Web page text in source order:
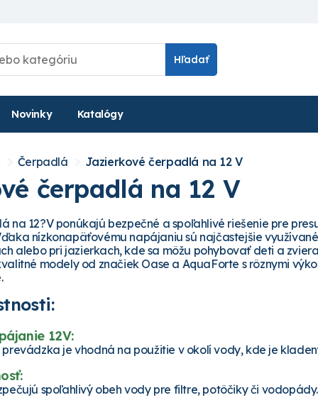
Hľadať
Novinky Katalógy
Čerpadlá Jazierkové čerpadlá na 12 V
čerpadlá na 12 V
na 12?V ponúkajú bezpečné a spoľahlivé riešenie pre
nízkonapäťovému napájaniu sú najčastejšie
alebo pri jazierkach, kde sa môžu pohybovať deti a
modely od značiek Oase a AquaForte s rôznymi
12V:
je vhodná na použitie v okolí vody, kde je
spoľahlivý obeh vody pre filtre, potôčiky či vodopády.